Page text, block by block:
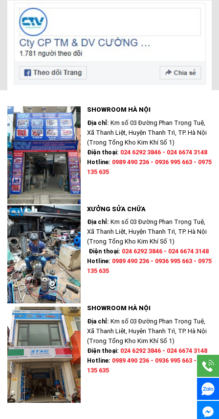
SHOWROOM HÀ NỘI
Địa chỉ: Km số 03 Đường Phan Trọng Tuệ,
Xã Thanh Liệt, Huyện Thanh Trì, TP. Hà Nội
(Trong Tổng Kho Kim Khí Số 1)
Điện thoại: 024 6292 3846 - 024 6674 3148
Hotline: 0989 490 236 - 0936 995 663 - 0975
135 635
XƯỞNG SỬA CHỮA
Địa chỉ: Km số 03 Đường Phan Trọng Tuệ,
Xã Thanh Liệt, Huyện Thanh Trì, TP. Hà Nội
(Trong Tổng Kho Kim Khí Số 1)
Điện thoại: 024 6292 3846 - 024 6674 3148
Hotline: 0989 490 236 - 0936 995 663 - 0975
135 635
SHOWROOM HÀ NỘI
Địa chỉ: Km số 03 Đường Phan Trọng Tuệ,
Xã Thanh Liệt, Huyện Thanh Trì, TP. Hà Nội
(Trong Tổng Kho Kim Khí Số 1)
Điện thoại: 024 6292 3846 - 024 6674 3148
Hotline: 0989 490 236 - 0936 995 663 - 0975
135 635